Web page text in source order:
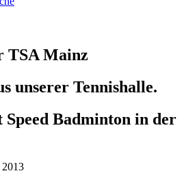
TSA Mainz
unserer Tennishalle.
Badminton in der
2013